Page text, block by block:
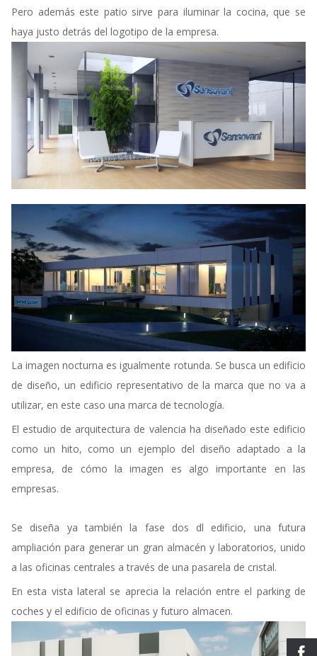
Pero además este patio sirve para iluminar la cocina, que se
haya justo detrás del logotipo de la empresa.
La imagen nocturna es igualmente rotunda. Se busca un edificio
de diseño, un edificio representativo de la marca que no va a
utilizar, en este caso una marca de tecnología.
El estudio de arquitectura de valencia ha diseñado este edificio
como un hito, como un ejemplo del diseño adaptado a la
empresa, de cómo la imagen es algo importante en las
empresas.
Se diseña ya también la fase dos dl edificio, una futura
ampliación para generar un gran almacén y laboratorios, unido
a las oficinas centrales a través de una pasarela de cristal.
En esta vista lateral se aprecia la relación entre el parking de
coches y el edificio de oficinas y futuro almacen.